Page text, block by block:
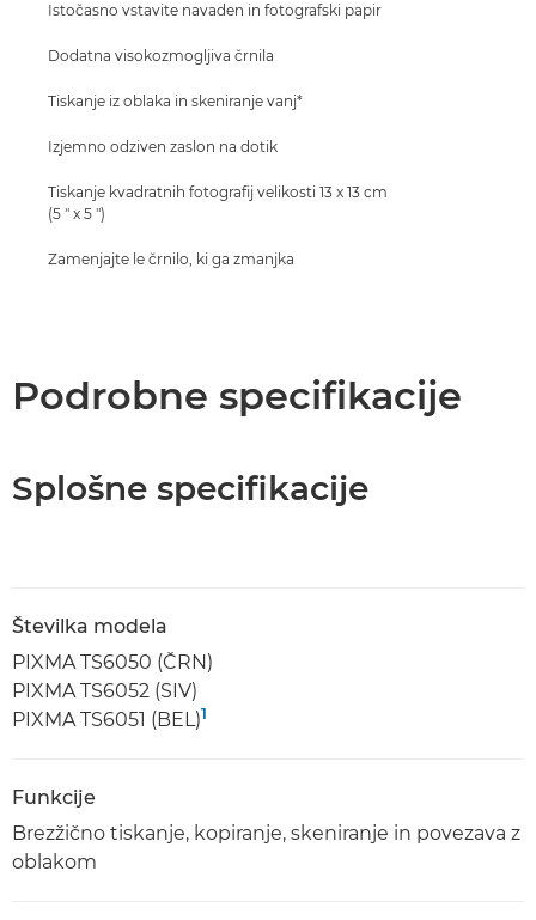
Istočasno vstavite navaden in fotografski papir
Dodatna visokozmogljiva črnila
Tiskanje iz oblaka in skeniranje vanj*
Izjemno odziven zaslon na dotik
Tiskanje kvadratnih fotografij velikosti 13 x 13 cm
(5 " x 5 ")
Zamenjajte le črnilo, ki ga zmanjka
Podrobne specifikacije
Splošne specifikacije
Številka modela
PIXMA TS6050 (ČRN)
PIXMA TS6052 (SIV)
PIXMA TS6051 (BEL)1
Funkcije
Brezžično tiskanje, kopiranje, skeniranje in povezava z
oblakom